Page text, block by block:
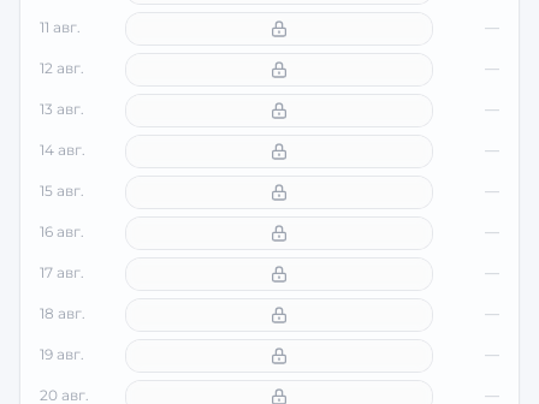
11 авг. —
12 авг. —
13 авг. —
14 авг. —
15 авг. —
16 авг. —
17 авг. —
18 авг. —
19 авг. —
20 авг. —